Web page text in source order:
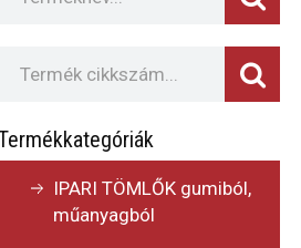
IPARI TÖMLŐK gumiból,
műanyagból